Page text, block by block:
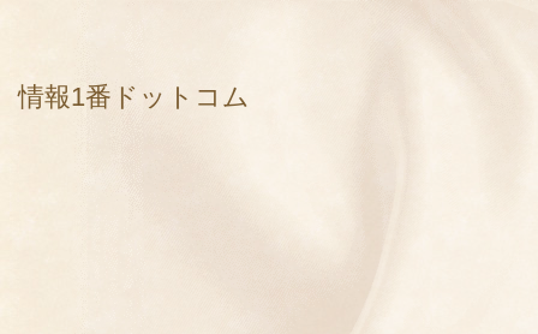
情報1番ドットコム